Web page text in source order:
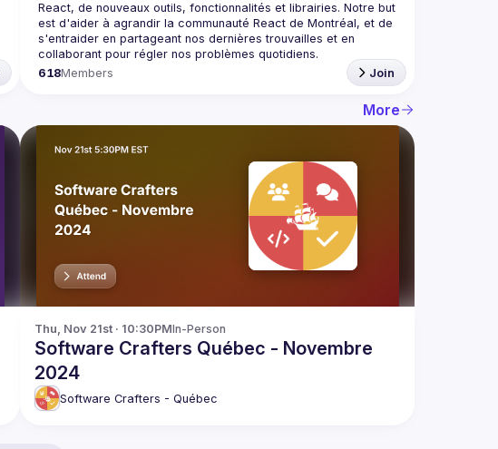
React, de nouveaux outils, fonctionnalités et librairies. Notre but
est d'aider à agrandir la communauté React de Montréal, et de
s'entraider en partageant nos dernières trouvailles et en
618Members Join
More
Thu, Nov 21st · 10:30PMIn-Person
Software Crafters Québec - Novembre
2024
Software Crafters - Québec